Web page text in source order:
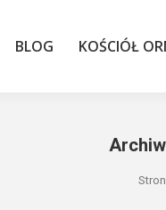
BLOG KOŚCIÓŁ